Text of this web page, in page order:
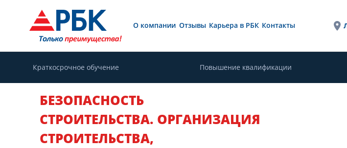
БЕЗОПАСНОСТЬ
СТРОИТЕЛЬСТВА. ОРГАНИЗАЦИЯ
СТРОИТЕЛЬСТВА,
О компании Отзывы Карьера в РБК Контакты
Краткосрочное обучение Повышение квалификации